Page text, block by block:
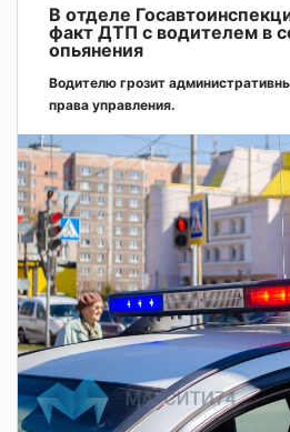
В отделе
факт ДТП с водителем в
опьянения
Водителю грозит
права управления.